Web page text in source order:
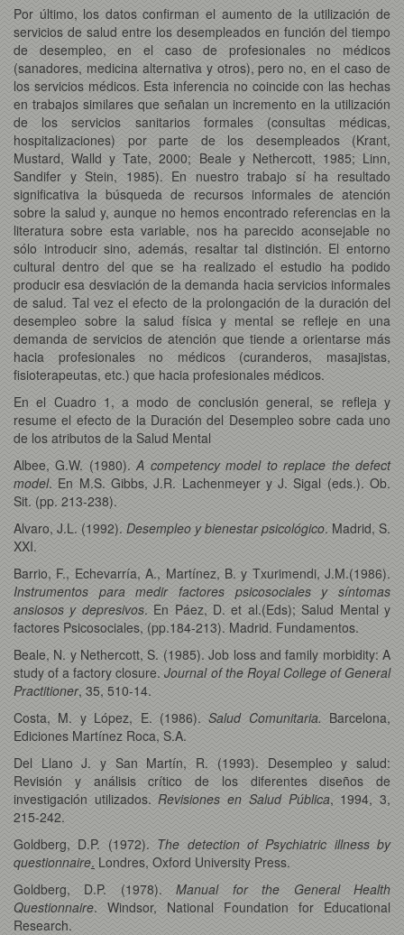
Por último, los datos confirman el aumento de la utilización de
servicios de salud entre los desempleados en función del tiempo
de desempleo, en el caso de profesionales no médicos
(sanadores, medicina alternativa y otros), pero no, en el caso de
los servicios médicos. Esta inferencia no coincide con las hechas
en trabajos similares que señalan un incremento en la utilización
de los servicios sanitarios formales (consultas médicas,
hospitalizaciones) por parte de los desempleados (Krant,
Mustard, Walld y Tate, 2000; Beale y Nethercott, 1985; Linn,
Sandifer y Stein, 1985). En nuestro trabajo sí ha resultado
significativa la búsqueda de recursos informales de atención
sobre la salud y, aunque no hemos encontrado referencias en la
literatura sobre esta variable, nos ha parecido aconsejable no
sólo introducir sino, además, resaltar tal distinción. El entorno
cultural dentro del que se ha realizado el estudio ha podido
producir esa desviación de la demanda hacia servicios informales
de salud. Tal vez el efecto de la prolongación de la duración del
desempleo sobre la salud física y mental se refleje en una
demanda de servicios de atención que tiende a orientarse más
hacia profesionales no médicos (curanderos, masajistas,
fisioterapeutas, etc.) que hacia profesionales médicos.
En el Cuadro 1, a modo de conclusión general, se refleja y
resume el efecto de la Duración del Desempleo sobre cada uno
de los atributos de la Salud Mental
Albee, G.W. (1980).A competency model to replace the defect
model. En M.S. Gibbs, J.R. Lachenmeyer y J. Sigal (eds.). Ob.
Sit. (pp. 213-238).
Alvaro, J.L. (1992). Desempleo y bienestar psicológico. Madrid, S.
XXI.
Barrio, F., Echevarría, A., Martínez, B. y Txurimendi, J.M.(1986).
Instrumentos para medir factores psicosociales y síntomas
ansiosos y depresivos. En Páez, D. et al.(Eds); Salud Mental y
factores Psicosociales, (pp.184-213). Madrid. Fundamentos.
Beale, N. y Nethercott, S. (1985). Job loss and family morbidity: A
study of a factory closure.Journal of the Royal College of General
Practitioner, 35, 510-14.
Costa, M. y López, E. (1986).Salud Comunitaria. Barcelona,
Ediciones Martínez Roca, S.A.
Del Llano J. y San Martín, R. (1993). Desempleo y salud:
Revisión y análisis crítico de los diferentes diseños de
investigación utilizados. Revisiones en Salud Pública, 1994, 3,
215-242.
Goldberg, D.P. (1972). The detection of Psychiatric illness by
questionnaire. Londres, Oxford University Press.
Goldberg, D.P. (1978).Manual for the General Health
Questionnaire. Windsor, National Foundation for Educational
Research.